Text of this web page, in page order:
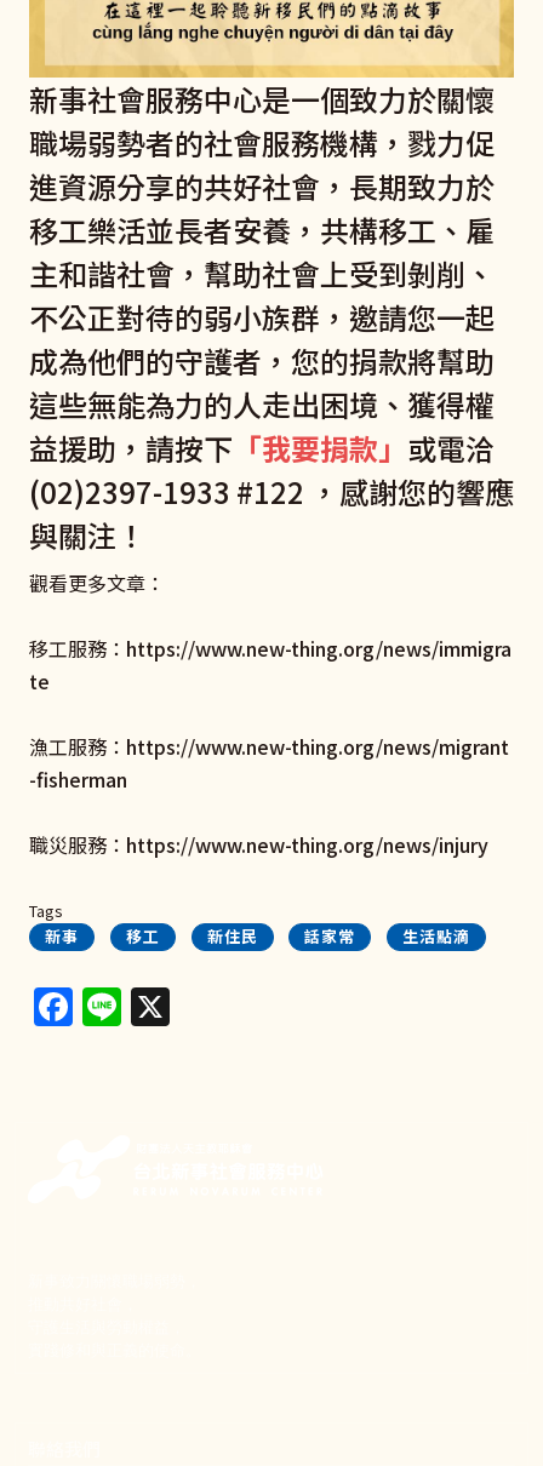
新事社會服務中心是一個致力於關懷
職場弱勢者的社會服務機構，戮力促
進資源分享的共好社會，長期致力於
移工樂活並長者安養，共構移工、雇
主和諧社會，幫助社會上受到剝削、
不公正對待的弱小族群，邀請您一起
成為他們的守護者，您的捐款將幫助
這些無能為力的人走出困境、獲得權
益援助，請按下 「我要捐款 」 或電洽
(02)2397-1933 #122 ，感謝您的響應
與關注！
觀看更多文章：
移工服務： https://www.new-thing.org/news/immigra
te
漁工服務： https://www.new-thing.org/news/migrant
-fisherman
職災服務： https://www.new-thing.org/news/injury
Tags
新事
移工 新住民 話家常 生活點滴
Facebook
Line